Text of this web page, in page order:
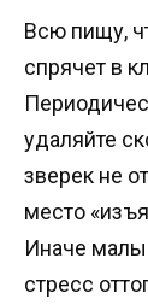
Всю пищу,
спрячет в
удаляйте
зверек не
место
Иначе
стресс